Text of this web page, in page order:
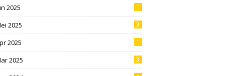
2025 1
2025 3
2025 1
2025 3